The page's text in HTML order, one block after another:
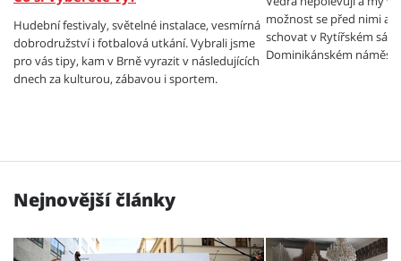
Hudební festivaly, světelné instalace, vesmírná
dobrodružství i fotbalová utkání. Vybrali jsme
pro vás tipy, kam v Brně vyrazit v následujících
dnech za kulturou, zábavou i sportem.
možnost se před nimi
schovat v Rytířském
Dominikánském náměstí.
Nejnovější články